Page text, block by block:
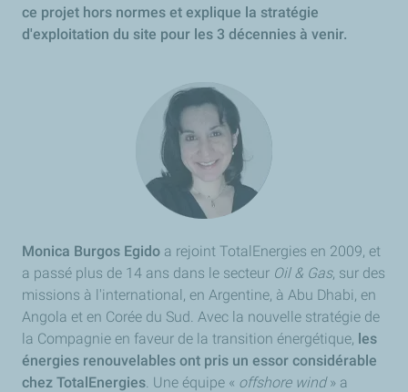
ce projet hors normes et explique la stratégie
d'exploitation du site pour les 3 décennies à venir.
Monica Burgos Egido a rejoint TotalEnergies en 2009, et
a passé plus de 14 ans dans le secteur Oil & Gas, sur des
missions à l'international, en Argentine, à Abu Dhabi, en
Angola et en Corée du Sud. Avec la nouvelle stratégie de
la Compagnie en faveur de la transition énergétique, les
énergies renouvelables ont pris un essor considérable
chez TotalEnergies. Une équipe « offshore wind» a